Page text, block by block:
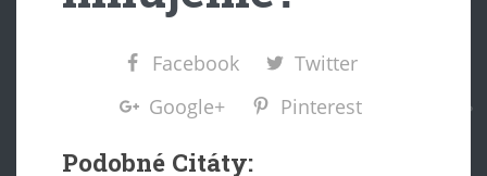
Facebook
Twitter
Google+
Pinterest
Podobné Citáty: